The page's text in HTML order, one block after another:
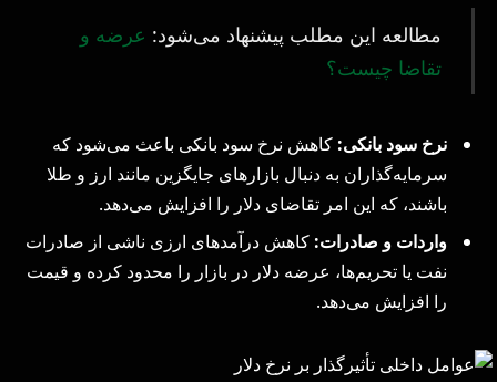
مطالعه این مطلب پیشنهاد می‌شود: عرضه و
تقاضا چیست؟
نرخ سود بانکی: کاهش نرخ سود بانکی باعث می‌شود که
سرمایه‌گذاران به دنبال بازارهای جایگزین مانند ارز و طلا
باشند، که این امر تقاضای دلار را افزایش می‌دهد.
واردات و صادرات: کاهش درآمدهای ارزی ناشی از صادرات
نفت یا تحریم‌ها، عرضه دلار در بازار را محدود کرده و قیمت
را افزایش می‌دهد.